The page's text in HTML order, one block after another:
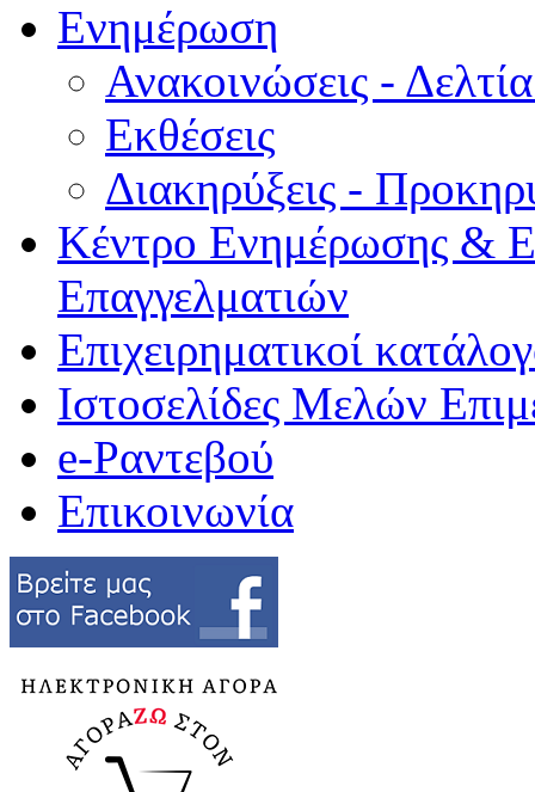
Ενημέρωση
Ανακοινώσεις -
Εκθέσεις
Διακηρύξεις -
Κέντρο Ενημέρωσης &
Επαγγελματιών
Επιχειρηματικοί
Ιστοσελίδες Μελών
e-Ραντεβού
Επικοινωνία